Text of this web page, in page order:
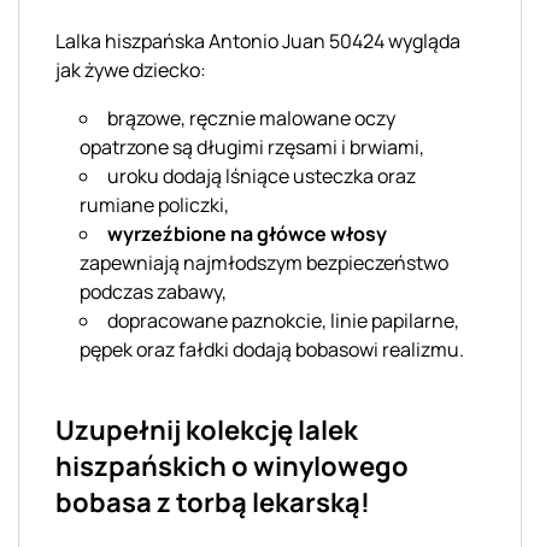
Lalka hiszpańska Antonio Juan 50424 wygląda
jak żywe dziecko:
brązowe, ręcznie malowane oczy
opatrzone są długimi rzęsami i brwiami,
uroku dodają lśniące usteczka oraz
rumiane policzki,
wyrzeźbione na główce włosy
zapewniają najmłodszym bezpieczeństwo
podczas zabawy,
dopracowane paznokcie, linie papilarne,
pępek oraz fałdki dodają bobasowi realizmu.
Uzupełnij kolekcję lalek
hiszpańskich o winylowego
bobasa z torbą lekarską!